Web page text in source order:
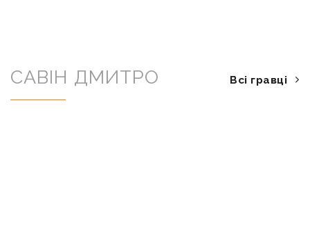
САВІН ДМИТРО Всі гравці